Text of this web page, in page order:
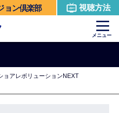
ョン倶楽部 視聴方法
メニュー
ョアレボリューションNEXT